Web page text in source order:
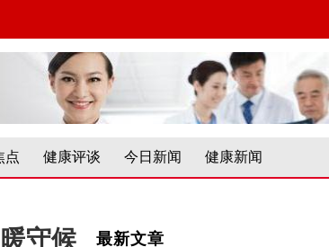
点 健康评谈 今日新闻 健康新闻
守候 最新文章